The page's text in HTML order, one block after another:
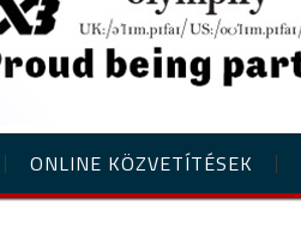
ONLINE KÖZVETÍTÉSEK